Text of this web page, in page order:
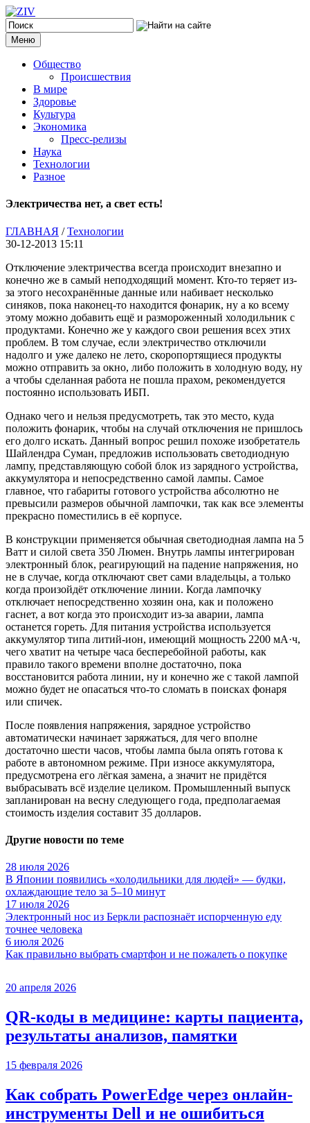
Меню
Общество
Происшествия
В мире
Здоровье
Культура
Экономика
Пресс-релизы
Наука
Технологии
Разное
Электричества нет, а свет есть!
ГЛАВНАЯ /Технологии
30-12-2013 15:11
Отключение электричества всегда происходит внезапно и
конечно же в самый неподходящий момент. Кто-то теряет из-
за этого несохранённые данные или набивает несколько
синяков, пока наконец-то находится фонарик, ну а ко всему
этому можно добавить ещё и размороженный холодильник с
продуктами. Конечно же у каждого свои решения всех этих
проблем. В том случае, если электричество отключили
надолго и уже далеко не лето, скоропортящиеся продукты
можно отправить за окно, либо положить в холодную воду, ну
а чтобы сделанная работа не пошла прахом, рекомендуется
постоянно использовать ИБП.
Однако чего и нельзя предусмотреть, так это место, куда
положить фонарик, чтобы на случай отключения не пришлось
его долго искать. Данный вопрос решил похоже изобретатель
Шайлендра Суман, предложив использовать светодиодную
лампу, представляющую собой блок из зарядного устройства,
аккумулятора и непосредственно самой лампы. Самое
главное, что габариты готового устройства абсолютно не
превысили размеров обычной лампочки, так как все элементы
прекрасно поместились в её корпусе.
В конструкции применяется обычная светодиодная лампа на 5
Ватт и силой света 350 Люмен. Внутрь лампы интегрирован
электронный блок, реагирующий на падение напряжения, но
не в случае, когда отключают свет сами владельцы, а только
когда произойдёт отключение линии. Когда лампочку
отключает непосредственно хозяин она, как и положено
гаснет, а вот когда это происходит из-за аварии, лампа
останется гореть. Для питания устройства используется
аккумулятор типа литий-ион, имеющий мощность 2200 мА·ч,
чего хватит на четыре часа бесперебойной работы, как
правило такого времени вполне достаточно, пока
восстановится работа линии, ну и конечно же с такой лампой
можно будет не опасаться что-то сломать в поисках фонаря
или спичек.
После появления напряжения, зарядное устройство
автоматически начинает заряжаться, для чего вполне
достаточно шести часов, чтобы лампа была опять готова к
работе в автономном режиме. При износе аккумулятора,
предусмотрена его лёгкая замена, а значит не придётся
выбрасывать всё изделие целиком. Промышленный выпуск
запланирован на весну следующего года, предполагаемая
стоимость изделия составит 35 долларов.
Другие новости по теме
28 июля 2026
В Японии появились «холодильники для людей» — будки,
охлаждающие тело за 5–10 минут
17 июля 2026
Электронный нос из Беркли распознаёт испорченную еду
точнее человека
6 июля 2026
Как правильно выбрать смартфон и не пожалеть о покупке
20 апреля 2026
QR-коды в медицине: карты пациента,
результаты анализов, памятки
15 февраля 2026
Как собрать PowerEdge через онлайн-
инструменты Dell и не ошибиться